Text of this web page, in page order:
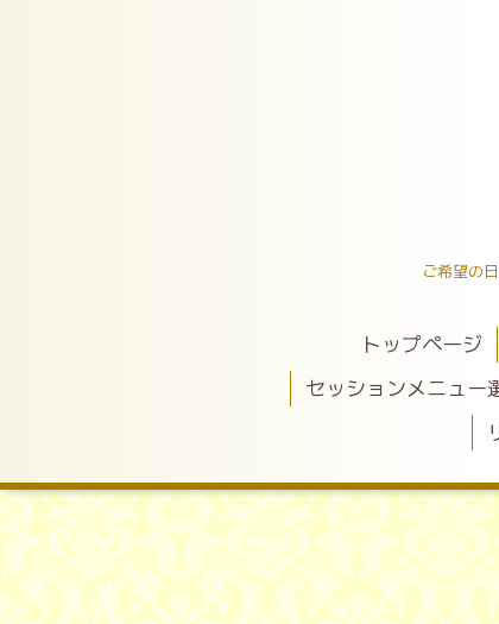
ご希望の
トップページ
セッションメニュ